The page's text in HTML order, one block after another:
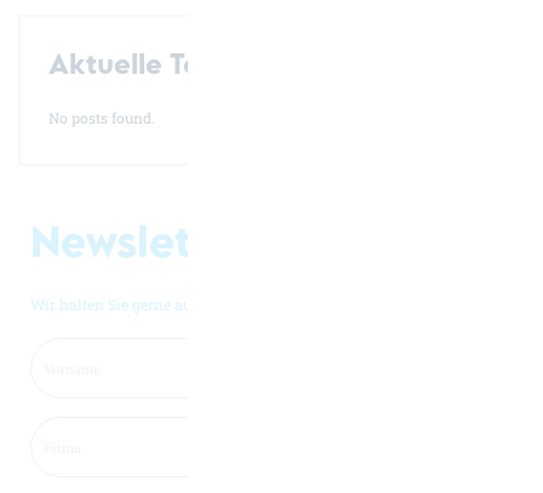
Aktuelle Termine
No posts found.
Newsletter
Wir halten Sie gerne auf dem Laufenden!